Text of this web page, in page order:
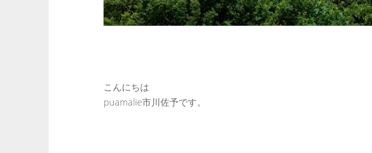
こんにちは
puamalie市川佐予です。